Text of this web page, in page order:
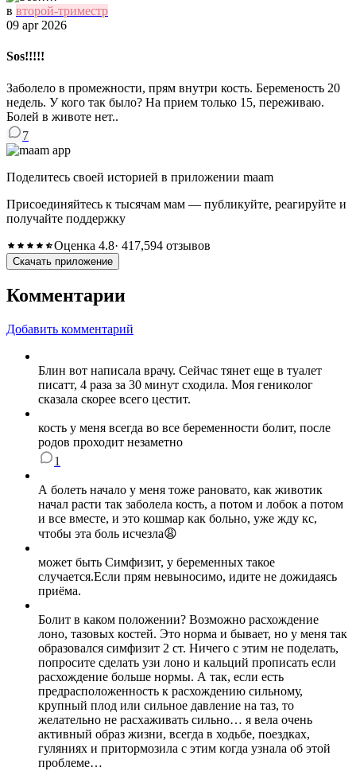
в второй-триместр
09 apr 2026
Sos!!!!!
Заболело в промежности, прям внутри кость. Беременость 20
недель. У кого так было? На прием только 15, переживаю.
Болей в животе нет..
7
Поделитесь своей историей в приложении maam
Присоединяйтесь к тысячам мам — публикуйте, реагируйте и
получайте поддержку
Оценка 4.8· 417,594 отзывов
Скачать приложение
Комментарии
Добавить комментарий
Блин вот написала врачу. Сейчас тянет еще в туалет
писатт, 4 раза за 30 минут сходила. Моя гениколог
сказала скорее всего цестит.
кость у меня всегда во все беременности болит, после
родов проходит незаметно
1
А болеть начало у меня тоже рановато, как животик
начал расти так заболела кость, а потом и лобок а потом
и все вместе, и это кошмар как больно, уже жду кс,
чтобы эта боль исчезла😩
может быть Симфизит, у беременных такое
случается.Если прям невыносимо, идите не дожидаясь
приёма.
Болит в каком положении? Возможно расхождение
лоно, тазовых костей. Это норма и бывает, но у меня так
образовался симфизит 2 ст. Ничего с этим не поделать,
попросите сделать узи лоно и кальций прописать если
расхождение больше нормы. А так, если есть
предрасположенность к расхождению сильному,
крупный плод или сильное давление на таз, то
желательно не расхаживать сильно… я вела очень
активный образ жизни, всегда в ходьбе, поездках,
гуляниях и притормозила с этим когда узнала об этой
проблеме…